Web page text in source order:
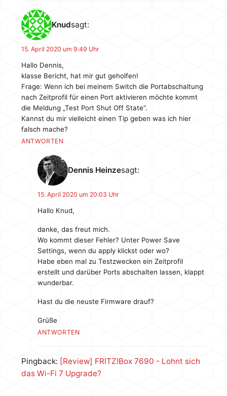
Knudsagt:
15. April 2020 um 9:49 Uhr
Hallo Dennis,
klasse Bericht, hat mir gut geholfen!
Frage: Wenn ich bei meinem Switch die Portabschaltung
nach Zeitprofil für einen Port aktivieren möchte kommt
die Meldung „Test Port Shut Off State“.
Kannst du mir vielleicht einen Tip geben was ich hier
falsch mache?
ANTWORTEN
Dennis Heinzesagt:
15. April 2020 um 20:03 Uhr
Hallo Knud,
danke, das freut mich.
Wo kommt dieser Fehler? Unter Power Save
Settings, wenn du apply klickst oder wo?
Habe eben mal zu Testzwecken ein Zeitprofil
erstellt und darüber Ports abschalten lassen, klappt
wunderbar.
Hast du die neuste Firmware drauf?
Grüße
ANTWORTEN
Pingback: [Review] FRITZ!Box 7690 - Lohnt sich
das Wi-Fi 7 Upgrade?